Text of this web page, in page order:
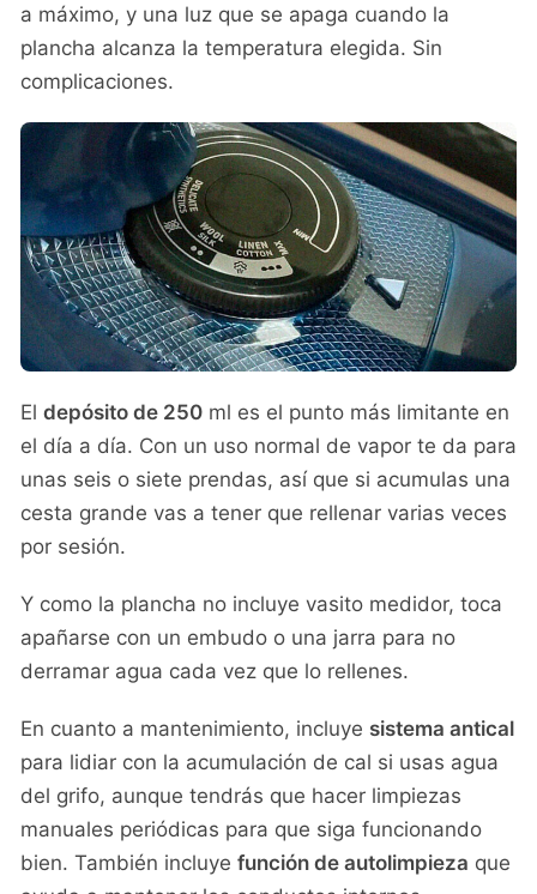
a máximo, y una luz que se apaga cuando la
plancha alcanza la temperatura elegida. Sin
complicaciones.
El depósito de 250 ml es el punto más limitante en
el día a día. Con un uso normal de vapor te da para
unas seis o siete prendas, así que si acumulas una
cesta grande vas a tener que rellenar varias veces
por sesión.
Y como la plancha no incluye vasito medidor, toca
apañarse con un embudo o una jarra para no
derramar agua cada vez que lo rellenes.
En cuanto a mantenimiento, incluye sistema antical
para lidiar con la acumulación de cal si usas agua
del grifo, aunque tendrás que hacer limpiezas
manuales periódicas para que siga funcionando
bien. También incluye función de autolimpieza que